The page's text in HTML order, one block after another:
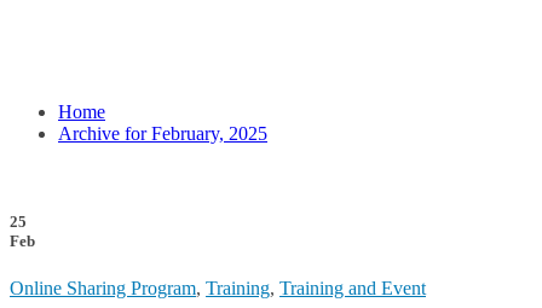
Home
Archive for February, 2025
25
Feb
Online Sharing Program, Training, Training and Event